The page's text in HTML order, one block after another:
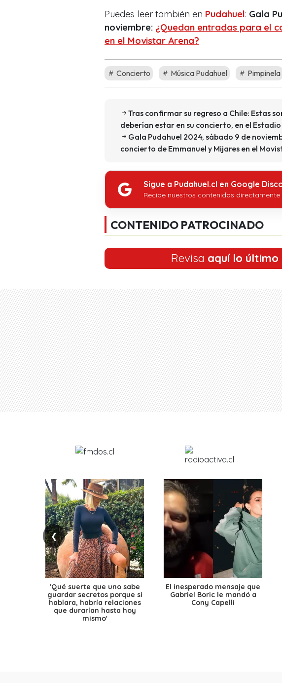
Puedes leer también en Pudahuel: Gala
noviembre: ¿Quedan entradas para el
en el Movistar Arena?
Concierto Música Pudahuel Pimpinela
Tras confirmar su regreso a Chile: Estas
deberían estar en su concierto, en el
Gala Pudahuel 2024, sábado 9 de
concierto de Emmanuel y Mijares en el
Sigue a Pudahuel.cl en Google
Recibe nuestros contenidos directamente
CONTENIDO PATROCINADO
Revisa aquí lo último
❮
'Qué suerte que uno sabe
guardar secretos porque si
hablara, habría relaciones
que durarían hasta hoy
mismo'
El inesperado mensaje que
Gabriel Boric le mandó a
Cony Capelli